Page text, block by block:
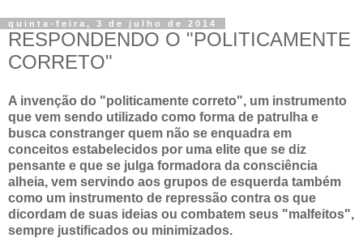
quinta-feira, 3 de julho de 2014
RESPONDENDO O "POLITICAMENTE
CORRETO"
A invenção do "politicamente correto", um instrumento
que vem sendo utilizado como forma de patrulha e
busca constranger quem não se enquadra em
conceitos estabelecidos por uma elite que se diz
pensante e que se julga formadora da consciência
alheia, vem servindo aos grupos de esquerda também
como um instrumento de repressão contra os que
dicordam de suas ideias ou combatem seus "malfeitos",
sempre justificados ou minimizados.